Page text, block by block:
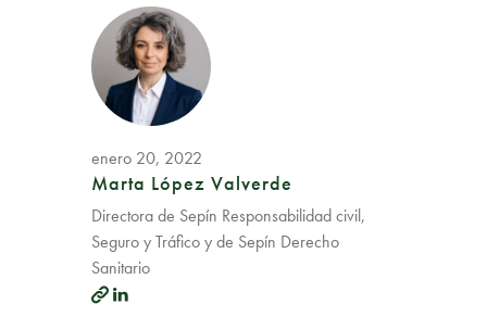
enero 20, 2022
Marta López Valverde
Directora de Sepín Responsabilidad civil,
Seguro y Tráfico y de Sepín Derecho
Sanitario